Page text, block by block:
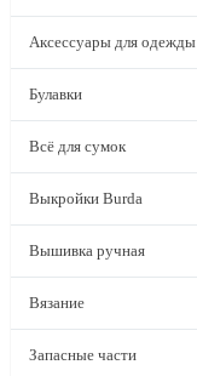
Аксессуары для одежды
Булавки
Всё для сумок
Выкройки Burda
Вышивка ручная
Вязание
Запасные части